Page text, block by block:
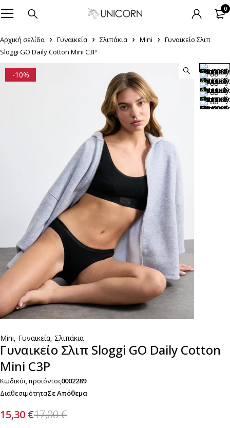
0
Αρχική σελίδα Γυναικεία Σλιπάκια Mini
Γυναικείο Σλιπ
Sloggi GO Daily Cotton Mini C3P
-10%
Mini, Γυναικεία, Σλιπάκια
Γυναικείο Σλιπ Sloggi GO Daily Cotton
Mini C3P
Κωδικός προϊόντος0002289
ΔιαθεσιμότηταΣε Απόθεμα
17,00€
15,30 €